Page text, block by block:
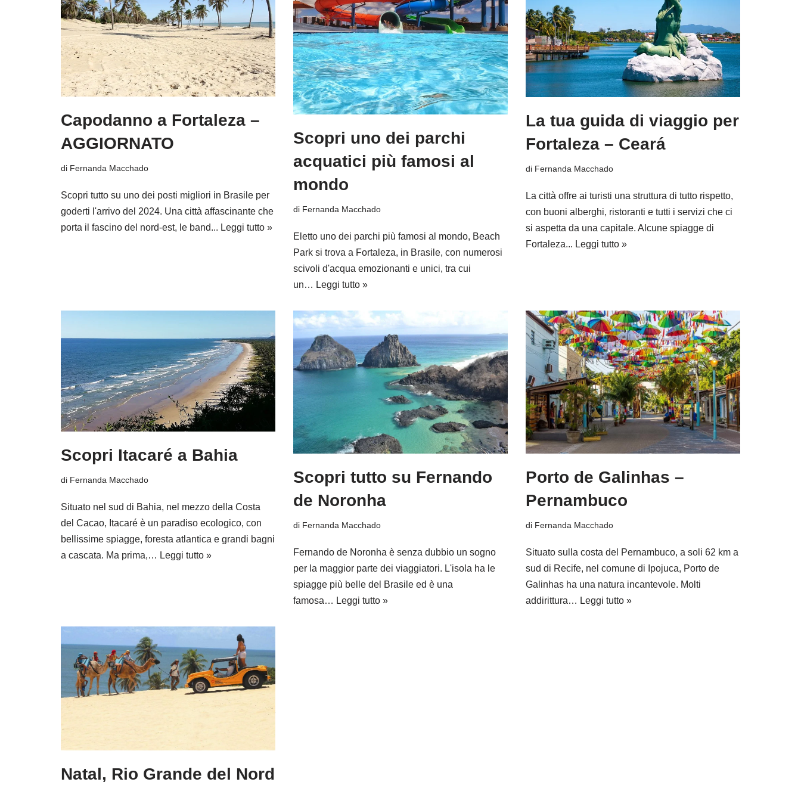
Capodanno a Fortaleza –
AGGIORNATO
di Fernanda Macchado
Scopri tutto su uno dei posti migliori in Brasile per
goderti l'arrivo del 2024. Una città affascinante che
porta il fascino del nord-est, le band... Leggi tutto »
Scopri uno dei parchi
acquatici più famosi al
mondo
di Fernanda Macchado
Eletto uno dei parchi più famosi al mondo, Beach
Park si trova a Fortaleza, in Brasile, con numerosi
scivoli d'acqua emozionanti e unici, tra cui
un… Leggi tutto »
La tua guida di viaggio per
Fortaleza – Ceará
di Fernanda Macchado
La città offre ai turisti una struttura di tutto rispetto,
con buoni alberghi, ristoranti e tutti i servizi che ci
si aspetta da una capitale. Alcune spiagge di
Fortaleza... Leggi tutto »
Scopri Itacaré a Bahia
di Fernanda Macchado
Situato nel sud di Bahia, nel mezzo della Costa
del Cacao, Itacaré è un paradiso ecologico, con
bellissime spiagge, foresta atlantica e grandi bagni
a cascata. Ma prima,… Leggi tutto »
Scopri tutto su Fernando
de Noronha
di Fernanda Macchado
Fernando de Noronha è senza dubbio un sogno
per la maggior parte dei viaggiatori. L'isola ha le
spiagge più belle del Brasile ed è una
famosa… Leggi tutto »
Porto de Galinhas –
Pernambuco
di Fernanda Macchado
Situato sulla costa del Pernambuco, a soli 62 km a
sud di Recife, nel comune di Ipojuca, Porto de
Galinhas ha una natura incantevole. Molti
addirittura… Leggi tutto »
Natal, Rio Grande del Nord